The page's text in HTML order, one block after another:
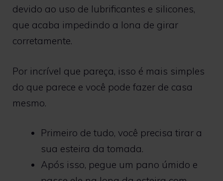
devido ao uso de lubrificantes e silicones,
que acaba impedindo a lona de girar
corretamente.
Por incrível que pareça, isso é mais simples
do que parece e você pode fazer de casa
mesmo.
Primeiro de tudo, você precisa tirar a
sua esteira da tomada.
Após isso, pegue um pano úmido e